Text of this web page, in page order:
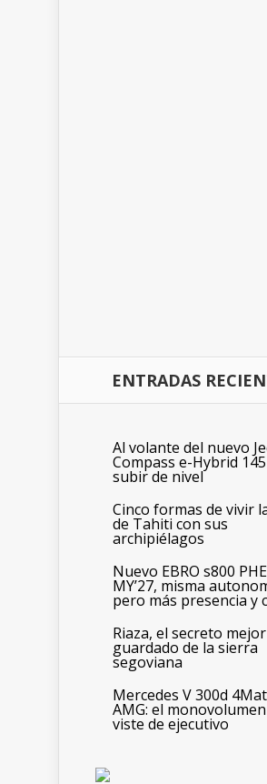
ENTRADAS
Al volante del nuevo
Compass e-Hybrid 145
subir de nivel
Cinco formas de vivir
de Tahiti con sus
archipiélagos
Nuevo EBRO s800
MY’27, misma
pero más presencia y
Riaza, el secreto mejor
guardado de la sierra
segoviana
Mercedes V 300d
AMG: el
viste de ejecutivo